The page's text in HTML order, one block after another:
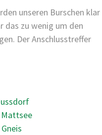
unseren Burschen klar
das zu wenig um den
Der Anschlusstreffer
Mattsee